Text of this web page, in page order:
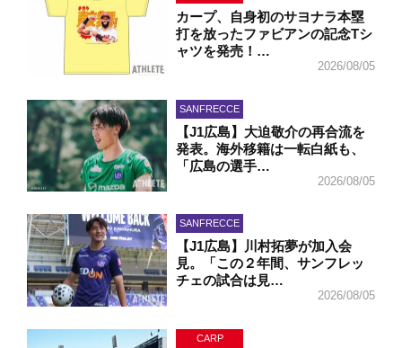
カープ、自身初のサヨナラ本塁
打を放ったファビアンの記念Tシ
ャツを発売！…
2026/08/05
SANFRECCE
【J1広島】大迫敬介の再合流を
発表。海外移籍は一転白紙も、
「広島の選手…
2026/08/05
SANFRECCE
【J1広島】川村拓夢が加入会
見。「この２年間、サンフレッ
チェの試合は見…
2026/08/05
CARP